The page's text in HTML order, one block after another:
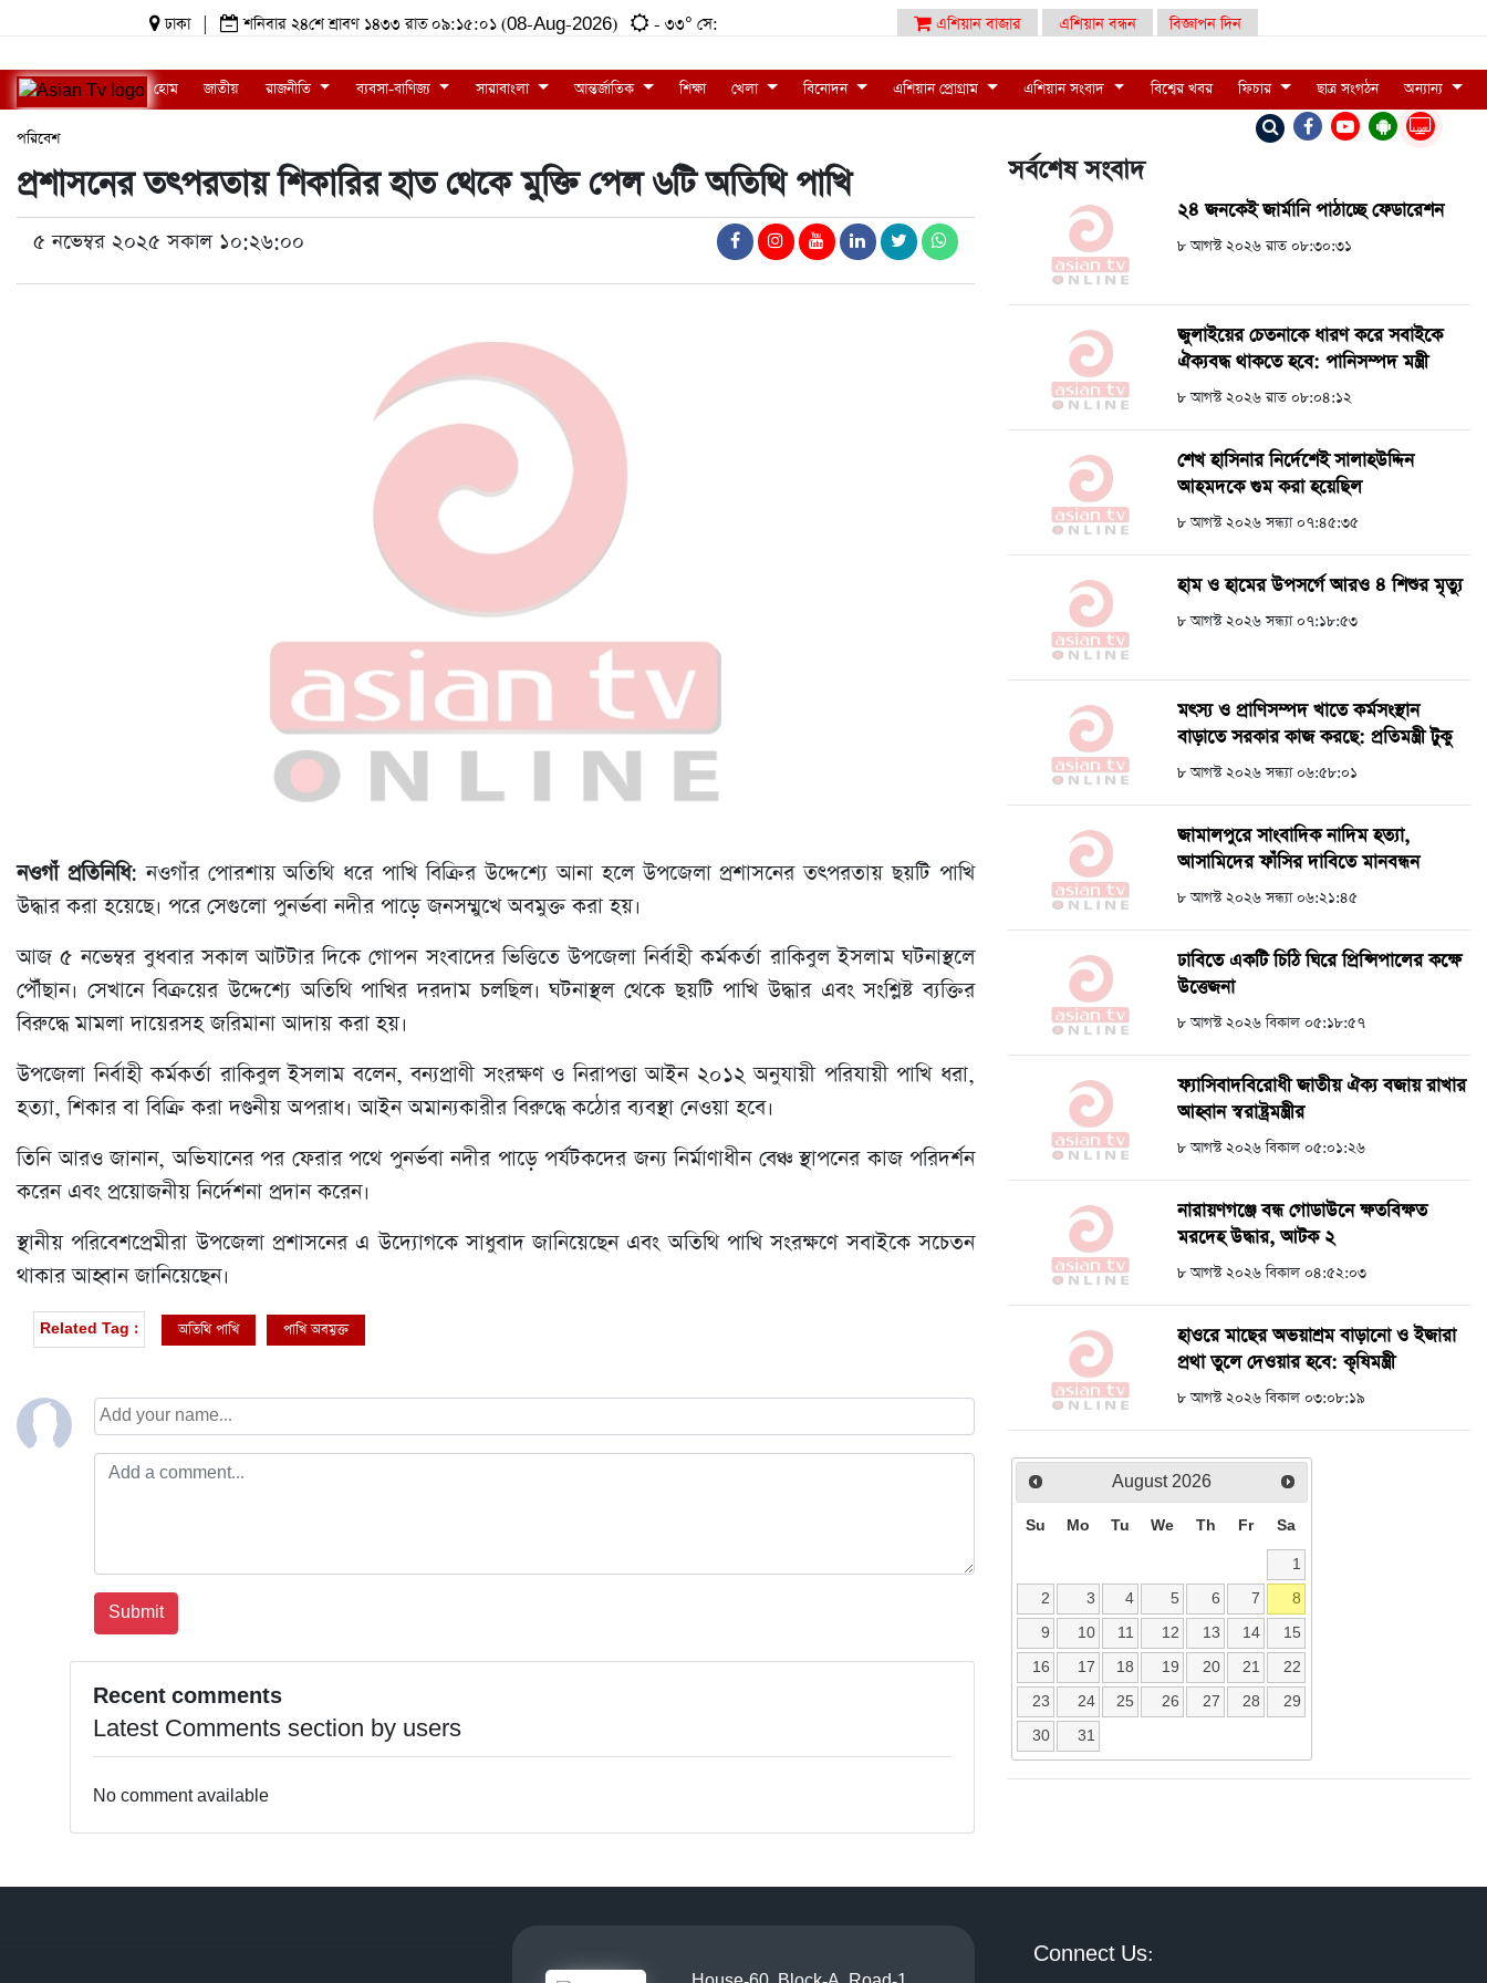
ঢাকা শনিবার ২৪শে শ্রাবণ ১৪৩৩ রাত ০৯:১৫:০১ (08-Aug-2026) - ৩৩° সে: এশিয়ান বাজার এশিয়ান বন্ধন বিজ্ঞাপন দিন
LIVE
হোম জাতীয় রাজনীতি ব্যবসা-বাণিজ্য সারাবাংলা আন্তর্জাতিক শিক্ষা খেলা বিনোদন এশিয়ান প্রোগ্রাম এশিয়ান সংবাদ বিশ্বের খবর ফিচার ছাত্র সংগঠন অন্যান্য
পরিবেশ
প্রশাসনের তৎপরতায় শিকারির হাত থেকে মুক্তি পেল ৬টি অতিথি পাখি
৫ নভেম্বর ২০২৫ সকাল ১০:২৬:০০
নওগাঁ প্রতিনিধি: নওগাঁর পোরশায় অতিথি ধরে পাখি বিক্রির উদ্দেশ্যে আনা হলে উপজেলা প্রশাসনের তৎপরতায় ছয়টি পাখি
উদ্ধার করা হয়েছে। পরে সেগুলো পুনর্ভবা নদীর পাড়ে জনসম্মুখে অবমুক্ত করা হয়।
আজ ৫ নভেম্বর বুধবার সকাল আটটার দিকে গোপন সংবাদের ভিত্তিতে উপজেলা নির্বাহী কর্মকর্তা রাকিবুল ইসলাম ঘটনাস্থলে
পৌঁছান। সেখানে বিক্রয়ের উদ্দেশ্যে অতিথি পাখির দরদাম চলছিল। ঘটনাস্থল থেকে ছয়টি পাখি উদ্ধার এবং সংশ্লিষ্ট ব্যক্তির
বিরুদ্ধে মামলা দায়েরসহ জরিমানা আদায় করা হয়।
উপজেলা নির্বাহী কর্মকর্তা রাকিবুল ইসলাম বলেন, বন্যপ্রাণী সংরক্ষণ ও নিরাপত্তা আইন ২০১২ অনুযায়ী পরিযায়ী পাখি ধরা,
হত্যা, শিকার বা বিক্রি করা দণ্ডনীয় অপরাধ। আইন অমান্যকারীর বিরুদ্ধে কঠোর ব্যবস্থা নেওয়া হবে।
তিনি আরও জানান, অভিযানের পর ফেরার পথে পুনর্ভবা নদীর পাড়ে পর্যটকদের জন্য নির্মাণাধীন বেঞ্চ স্থাপনের কাজ পরিদর্শন
করেন এবং প্রয়োজনীয় নির্দেশনা প্রদান করেন।
স্থানীয় পরিবেশপ্রেমীরা উপজেলা প্রশাসনের এ উদ্যোগকে সাধুবাদ জানিয়েছেন এবং অতিথি পাখি সংরক্ষণে সবাইকে সচেতন
থাকার আহ্বান জানিয়েছেন।
Related Tag : অতিথি পাখি পাখি অবমুক্ত
Recent comments
Latest Comments section by users
No comment available
সর্বশেষ সংবাদ
২৪ জনকেই জার্মানি পাঠাচ্ছে ফেডারেশন
৮ আগস্ট ২০২৬ রাত ০৮:৩০:৩১
জুলাইয়ের চেতনাকে ধারণ করে সবাইকে
ঐক্যবদ্ধ থাকতে হবে: পানিসম্পদ মন্ত্রী
৮ আগস্ট ২০২৬ রাত ০৮:০৪:১২
শেখ হাসিনার নির্দেশেই সালাহউদ্দিন
আহমদকে গুম করা হয়েছিল
৮ আগস্ট ২০২৬ সন্ধ্যা ০৭:৪৫:৩৫
হাম ও হামের উপসর্গে আরও ৪ শিশুর মৃত্যু
৮ আগস্ট ২০২৬ সন্ধ্যা ০৭:১৮:৫৩
মৎস্য ও প্রাণিসম্পদ খাতে কর্মসংস্থান
বাড়াতে সরকার কাজ করছে: প্রতিমন্ত্রী টুকু
৮ আগস্ট ২০২৬ সন্ধ্যা ০৬:৫৮:০১
জামালপুরে সাংবাদিক নাদিম হত্যা,
আসামিদের ফাঁসির দাবিতে মানবন্ধন
৮ আগস্ট ২০২৬ সন্ধ্যা ০৬:২১:৪৫
ঢাবিতে একটি চিঠি ঘিরে প্রিন্সিপালের কক্ষে
উত্তেজনা
৮ আগস্ট ২০২৬ বিকাল ০৫:১৮:৫৭
ফ্যাসিবাদবিরোধী জাতীয় ঐক্য বজায় রাখার
আহ্বান স্বরাষ্ট্রমন্ত্রীর
৮ আগস্ট ২০২৬ বিকাল ০৫:০১:২৬
নারায়ণগঞ্জে বন্ধ গোডাউনে ক্ষতবিক্ষত
মরদেহ উদ্ধার, আটক ২
৮ আগস্ট ২০২৬ বিকাল ০৪:৫২:০৩
হাওরে মাছের অভয়াশ্রম বাড়ানো ও ইজারা
প্রথা তুলে দেওয়ার হবে: কৃষিমন্ত্রী
৮ আগস্ট ২০২৬ বিকাল ০৩:০৮:১৯
August 2026
Su Mo Tu We Th Fr Sa
1
2
3 4 5 6 7
8
9
10 11 12 13 14
15
16
17 18 19 20 21
22
23
24 25 26 27 28
29
30
31
Connect Us: